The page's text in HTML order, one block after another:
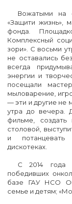
Вожатыми на
«Защити жизнь»,
фонда.
Комплексный
зори». С восьми
не оставались
всегда
энергии и
посещали
мыловарение,
— эти и другие не
утра до вечера.
фильме, создать
столовой,
и потанцевать
дискотеках.
С 2014 года
победивших
базе ГАУ НСО
семье и детям;